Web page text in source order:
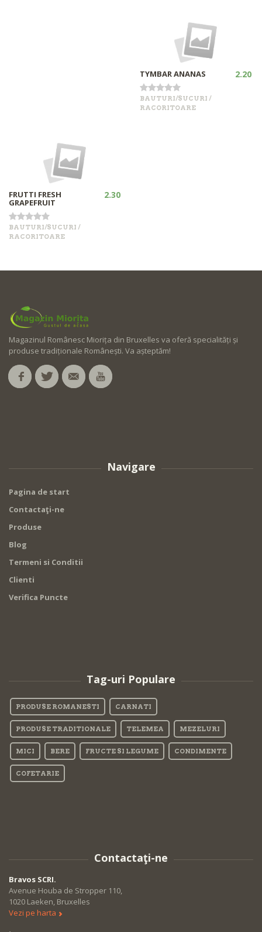
TYMBAR ANANAS 2.20
BAUTURI/SUCURI /
RACORITOARE
FRUTTI FRESH
GRAPEFRUIT
2.30
BAUTURI/SUCURI /
RACORITOARE
Magazinul Românesc Miorița din Bruxelles va oferă specialități și
produse tradiționale Românești. Va așteptăm!
Navigare
Pagina de start
Contactaţi-ne
Produse
Blog
Termeni si Conditii
Clienti
Verifica Puncte
Tag-uri Populare
PRODUSE ROMANESTI CARNATI
PRODUSE TRADITIONALE TELEMEA MEZELURI
MICI BERE FRUCTE SI LEGUME CONDIMENTE
COFETARIE
Contactaţi-ne
Bravos SCRI.
Avenue Houba de Stropper 110,
1020 Laeken, Bruxelles
Vezi pe harta